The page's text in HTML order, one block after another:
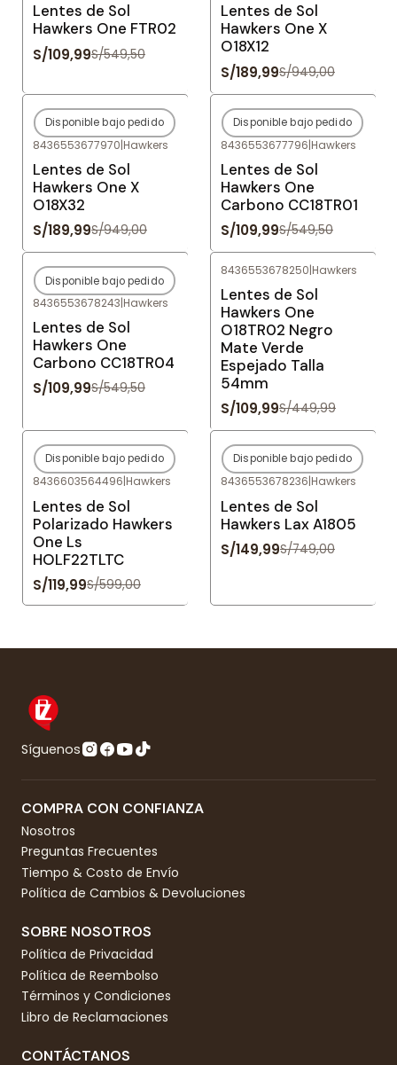
Lentes de Sol
Hawkers One FTR02
S/109,99S/549,50
Lentes de Sol
Hawkers One X
O18X12
S/189,99S/949,00
-80%OFF
Agotado
Disponible bajo pedido
8436553677970|Hawkers
Lentes de Sol
Hawkers One X
O18X32
S/189,99S/949,00
-80%OFF
Agotado
Disponible bajo pedido
8436553677796|Hawkers
Lentes de Sol
Hawkers One
Carbono CC18TR01
S/109,99S/549,50
-80%OFF
Agotado
Disponible bajo pedido
8436553678243|Hawkers
Lentes de Sol
Hawkers One
Carbono CC18TR04
S/109,99S/549,50
8436553678250|Hawkers
Lentes de Sol
Hawkers One
O18TR02 Negro
Mate Verde
Espejado Talla
54mm
S/109,99S/449,99
-80%OFF
Agotado
Disponible bajo pedido
8436603564496|Hawkers
Lentes de Sol
Polarizado Hawkers
One Ls
HOLF22TLTC
S/119,99S/599,00
-80%OFF
Agotado
Disponible bajo pedido
8436553678236|Hawkers
Lentes de Sol
Hawkers Lax A1805
S/149,99S/749,00
Síguenos
COMPRA CON CONFIANZA
Nosotros
Preguntas Frecuentes
Tiempo & Costo de Envío
Política de Cambios & Devoluciones
SOBRE NOSOTROS
Política de Privacidad
Política de Reembolso
Términos y Condiciones
Libro de Reclamaciones
CONTÁCTANOS